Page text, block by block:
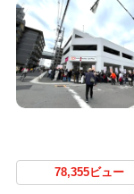
78,355ビュー